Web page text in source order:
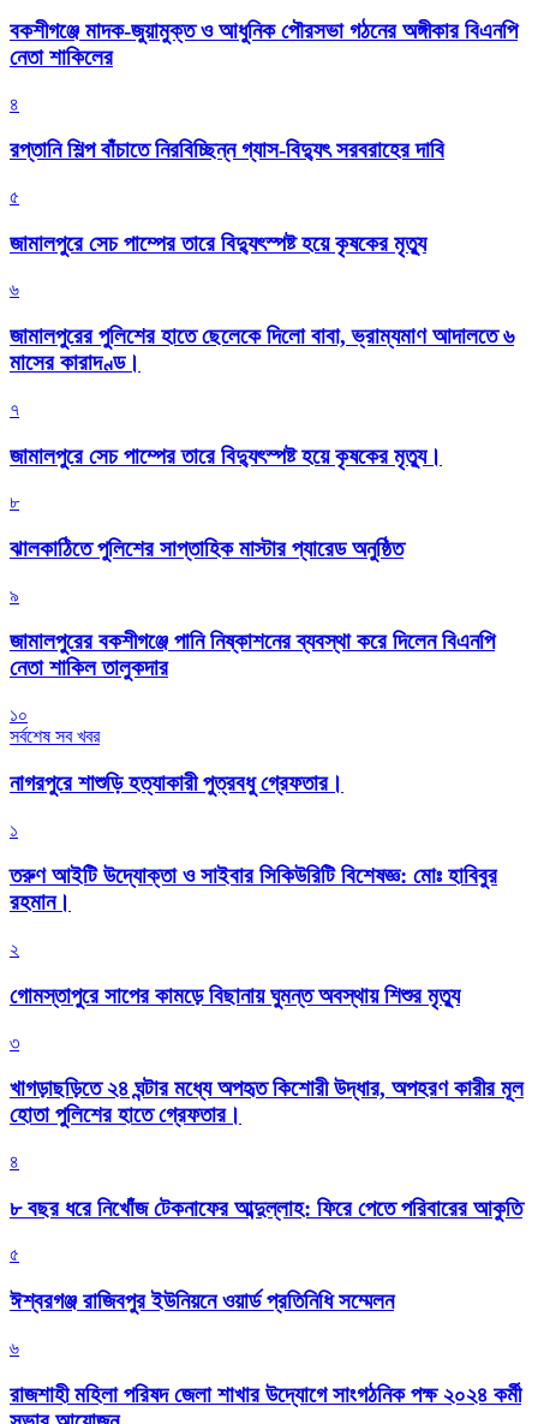
বকশীগঞ্জে মাদক-জুয়ামুক্ত ও আধুনিক পৌরসভা গঠনের অঙ্গীকার বিএনপি
নেতা শাকিলের
৪
রপ্তানি শিল্প বাঁচাতে নিরবিচ্ছিন্ন গ্যাস-বিদ্যুৎ সরবরাহের দাবি
৫
জামালপুরে সেচ পাম্পের তারে বিদ্যুৎস্পষ্ট হয়ে কৃষকের মৃত্যু
৬
জামালপুরের পুলিশের হাতে ছেলেকে দিলো বাবা, ভ্রাম্যমাণ আদালতে ৬
মাসের কারাদণ্ড।
৭
জামালপুরে সেচ পাম্পের তারে বিদ্যুৎস্পষ্ট হয়ে কৃষকের মৃত্যু।
৮
‎ঝালকাঠিতে পুলিশের সাপ্তাহিক মাস্টার প্যারেড অনুষ্ঠিত
৯
জামালপুরের বকশীগঞ্জে পানি নিষ্কাশনের ব্যবস্থা করে দিলেন বিএনপি
নেতা শাকিল তালুকদার
১০
সর্বশেষ সব খবর
নাগরপুরে শাশুড়ি হত্যাকারী পুত্রবধু গ্রেফতার।
১
তরুণ আইটি উদ্যোক্তা ও সাইবার সিকিউরিটি বিশেষজ্ঞ: মোঃ হাবিবুর
রহমান।
২
গোমস্তাপুরে সাপের কামড়ে বিছানায় ঘুমন্ত অবস্থায় শিশুর মৃত্যু
৩
খাগড়াছড়িতে ২৪ ঘন্টার মধ্যে অপহৃত কিশোরী উদ্ধার, অপহরণ কারীর মূল
হোতা পুলিশের হাতে গ্রেফতার।
৪
৮ বছর ধরে নিখোঁজ টেকনাফের আব্দুল্লাহ: ফিরে পেতে পরিবারের আকুতি
৫
ঈশ্বরগঞ্জ রাজিবপুর ইউনিয়নে ওয়ার্ড প্রতিনিধি সম্মেলন
৬
রাজশাহী মহিলা পরিষদ জেলা শাখার উদ্যোগে সাংগঠনিক পক্ষ ২০২৪ কর্মী